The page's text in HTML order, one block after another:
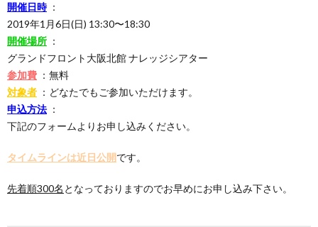
開催日時 ：
2019年1月6日(日) 13:30〜18:30
開催場所 ：
グランドフロント大阪北館 ナレッジシアター
参加費 ：無料
対象者 ：どなたでもご参加いただけます。
申込方法 ：
下記のフォームよりお申し込みください。
タイムラインは近日公開です。
先着順300名 となっておりますのでお早めにお申し込み下さい。